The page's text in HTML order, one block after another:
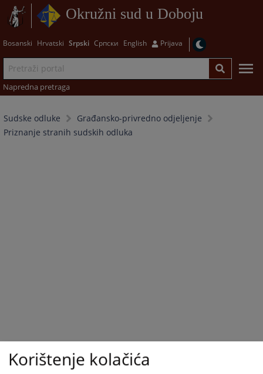
Okružni sud u Doboju
Bosanski Hrvatski Srpski Српски English Prijava
Napredna pretraga
Sudske odluke
Građansko-privredno odjeljenje
Priznanje stranih sudskih odluka
Korištenje kolačića